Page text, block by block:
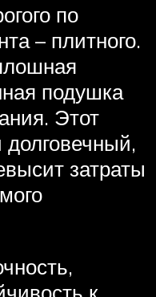
по
– плитного.
подушка
Этот
затраты
к